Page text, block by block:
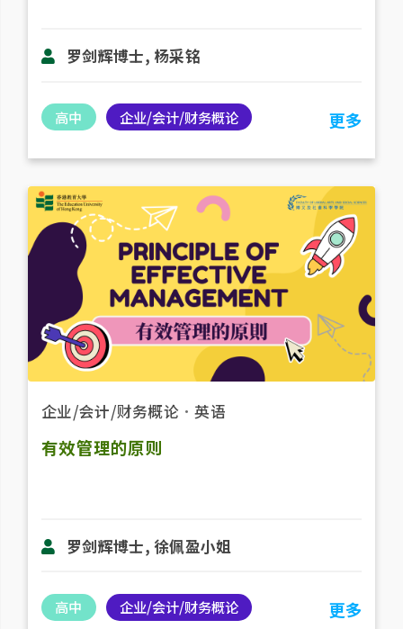
罗剑辉博士, 杨采铭
高中 企业/会计/财务概论 更多
企业/会计/财务概论 ．英语
有效管理的原则
罗剑辉博士, 徐佩盈小姐
高中 企业/会计/财务概论 更多